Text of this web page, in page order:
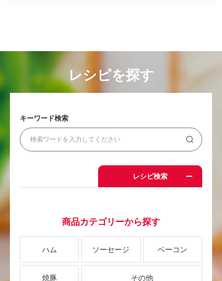
レシピを探す
キーワード検索
レシピ検索
商品カテゴリーから探す
ハム ソーセージ ベーコン
焼豚 その他